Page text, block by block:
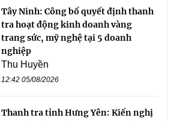
Tây Ninh: Công bố quyết định thanh
tra hoạt động kinh doanh vàng
trang sức, mỹ nghệ tại 5 doanh
nghiệp
Thu Huyền
12:42 05/08/2026
Thanh tra tỉnh Hưng Yên: Kiến nghị